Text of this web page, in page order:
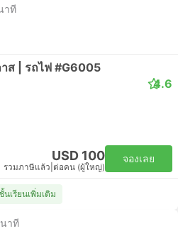
าที
ส | รถไฟ #G6005
4.6
USD 100
รวมภาษีแล้ว ต่อคน (ผู้ใหญ่)
จองเลย
นเรียนเพิ่มเติม
าที